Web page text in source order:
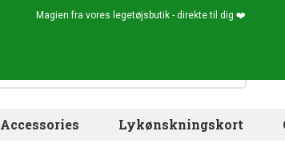
Magien fra vores legetøjsbutik - direkte til dig ❤️
Accessories Lykønskningskort